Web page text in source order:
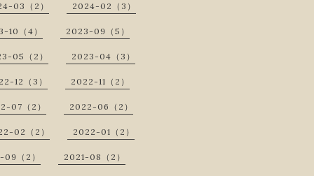
03（2） 2024-02（3）
10（4） 2023-09（5）
05（2） 2023-04（3）
12（3） 2022-11（2）
07（2） 2022-06（2）
02（2） 2022-01（2）
09（2） 2021-08（2）